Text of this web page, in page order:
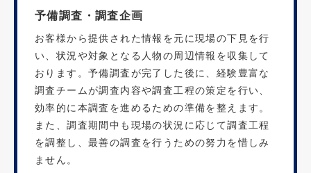
予備調査・調査企画
お客様から提供された情報を元に現場の下見を行
い、状況や対象となる人物の周辺情報を収集して
おります。予備調査が完了した後に、経験豊富な
調査チームが調査内容や調査工程の策定を行い、
効率的に本調査を進めるための準備を整えます。
また、調査期間中も現場の状況に応じて調査工程
を調整し、最善の調査を行うための努力を惜しみ
ません。